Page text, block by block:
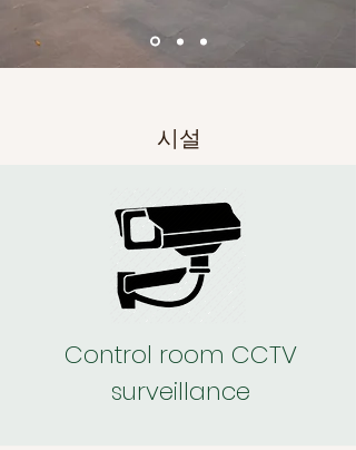
시설
Control room CCTV
surveillance